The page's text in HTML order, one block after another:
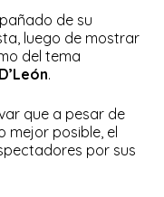
de su
luego de mostrar
del tema
.
que a pesar de
mejor posible, el
por sus